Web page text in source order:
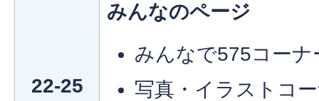
22-25
みんなのページ
みんなで575コーナ
写真・イラストコ